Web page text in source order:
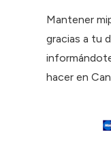
Mantener
gracias a tu
hacer en